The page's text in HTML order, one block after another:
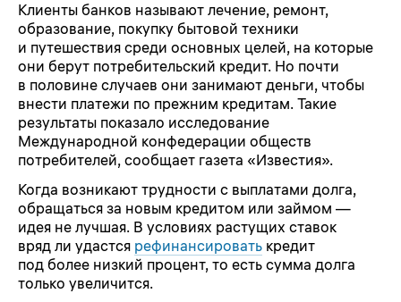
Клиенты банков называют лечение, ремонт,
образование, покупку бытовой техники
и путешествия среди основных целей, на которые
они берут потребительский кредит. Но почти
в половине случаев они занимают деньги, чтобы
внести платежи по прежним кредитам. Такие
результаты показало исследование
Международной конфедерации обществ
потребителей, сообщает газета «Известия».
Когда возникают трудности с выплатами долга,
обращаться за новым кредитом или займом —
идея не лучшая. В условиях растущих ставок
вряд ли удастся рефинансировать кредит
под более низкий процент, то есть сумма долга
только увеличится.